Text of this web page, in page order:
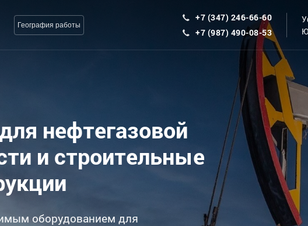
География работы
+7 (347) 246-66-60
+7 (987) 490-08-53
нефтегазовой
и строительные
оборудованием для